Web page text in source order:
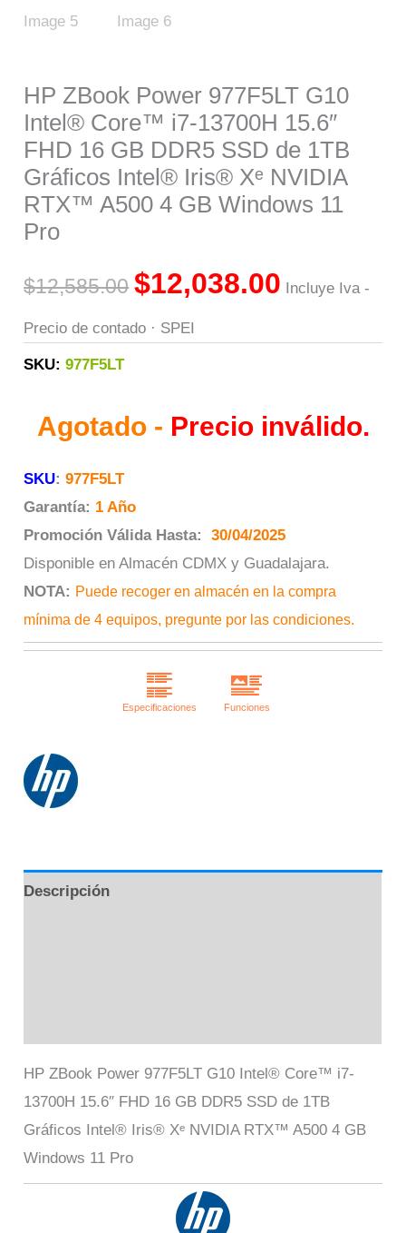
HP ZBook Power 977F5LT G10
Intel® Core™ i7-13700H 15.6″
FHD 16 GB DDR5 SSD de 1TB
Gráficos Intel® Iris® Xᵉ NVIDIA
RTX™ A500 4 GB Windows 11
Pro
$12,585.00 $12,038.00 Incluye Iva -
Precio de contado · SPEI
SKU:977F5LT
Agotado - Precio inválido.
SKU:977F5LT
Garantía: 1 Año
Promoción Válida Hasta:
30/04/2025
Disponible en Almacén CDMX y Guadalajara.
NOTA: Puede recoger en almacén en la compra
mínima de 4 equipos, pregunte por las condiciones.
Descripción
HP ZBook Power 977F5LT G10 Intel® Core™ i7-
13700H 15.6″ FHD 16 GB DDR5 SSD de 1TB
Gráficos Intel® Iris® Xᵉ NVIDIA RTX™ A500 4 GB
Windows 11 Pro